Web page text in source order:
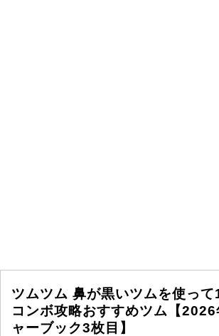
ツムツム 鼻が黒いツムを使っ
コンボ攻略おすすめツム【
ャーブック3枚目】